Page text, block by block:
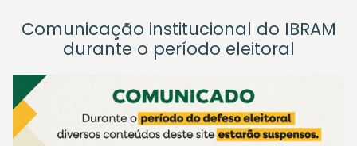
Comunicação institucional do IBRAM
durante o período eleitoral